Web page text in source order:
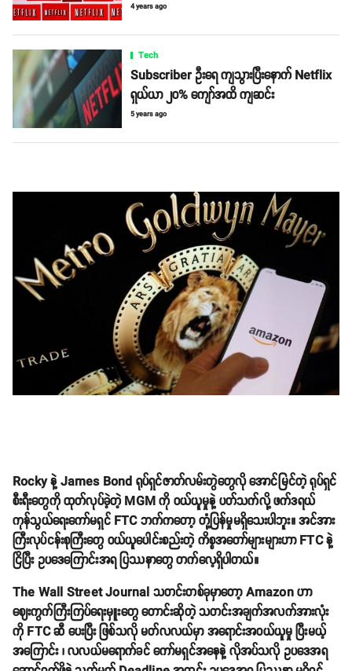
4 years ago
Tech
Subscriber ဦးရေ ကျသွားပြီးနောက် Netflix
ရှယ်ယာ ၂၀% ကျော်အထိ ကျဆင်း
5 years ago
Rocky နဲ့ James Bond ရုပ်ရှင်ဇာတ်လမ်းတွဲတွေလို အောင်မြင်တဲ့ ရုပ်ရှင်
စီးရီးတွေကို ထုတ်လုပ်ခဲ့တဲ့ MGM ကို ဝယ်ယူမှုနဲ့ ပတ်သက်လို့ ဖက်ဒရယ်
ကုန်သွယ်ရေးကော်မရှင် FTC ဘက်ကတော့ တုံ့ပြန်မှုမရှိသေးပါဘူး။ အင်အား
ကြီးလုပ်ငန်းစုကြီးတွေ ဝယ်ယူပေါင်းစည်းတဲ့ ကိစ္စအတော်များများဟာ FTC နဲ့
ငြိပြီး ဥပဒေကြောင်းအရ ပြဿနာတွေ တက်လေ့ရှိပါတယ်။
The Wall Street Journal သတင်းတစ်ခုမှာတော့ Amazon ဟာ
ဈေးကွက်ကြီးကြပ်ရေးမှူးတွေ တောင်းဆိုတဲ့ သတင်းအချက်အလက်အားလုံး
ကို FTC ဆီ ပေးပြီး ဖြစ်သလို မတ်လလယ်မှာ အရောင်းအဝယ်ယူမှု ပြီးမယ့်
အကြောင်း ၊ လလယ်မရောက်ခင် ကော်မရှင်အနေနဲ့ လိုအပ်သလို ဥပဒေအရ